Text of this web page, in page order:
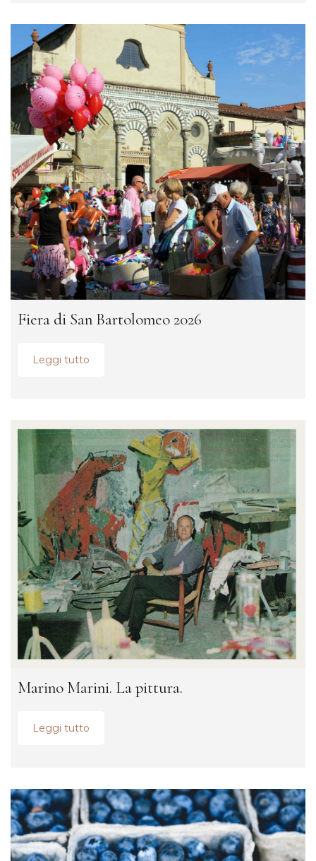
Fiera di San Bartolomeo 2026
Leggi tutto
Marino Marini. La pittura.
Leggi tutto